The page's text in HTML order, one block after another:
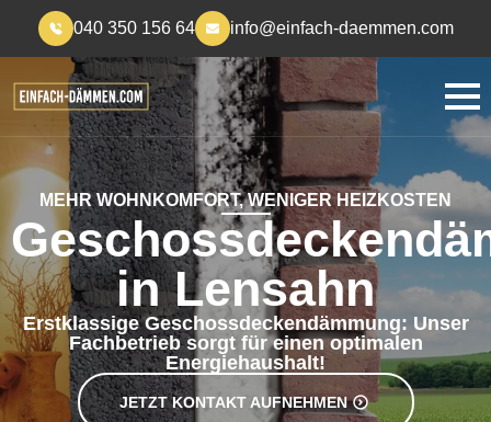
040 350 156 64 info@einfach-daemmen.com
MEHR WOHNKOMFORT, WENIGER HEIZKOSTEN
in Lensahn
Erstklassige Geschossdeckendämmung: Unser
Fachbetrieb sorgt für einen optimalen
Energiehaushalt!
JETZT KONTAKT AUFNEHMEN